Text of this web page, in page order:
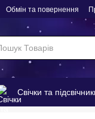
Обмін та повернення
Свічки та